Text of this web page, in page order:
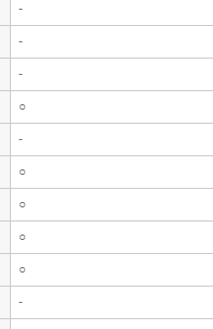
-
-
-
○
-
○
○
○
○
-